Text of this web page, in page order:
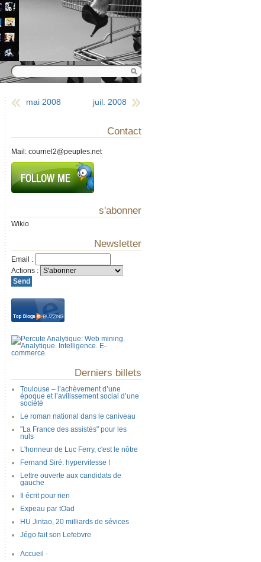
mai 2008 juil. 2008
Contact
Mail: courriel2@peuples.net
s'abonner
Wikio
Newsletter
Email :
Actions :
Derniers billets
Toulouse – l’achèvement d’une
époque et l’avilissement social d’une
société
Le roman national dans le caniveau
"La France des assistés" pour les
nuls
L'honneur de Luc Ferry, c'est le nôtre
Fernand Siré: hypervitesse !
Lettre ouverte aux candidats de
gauche
Il écrit pour rien
Expeau par tOad
HU Jintao, 20 milliards de sévices
Jégo fait son Lefebvre
Accueil -